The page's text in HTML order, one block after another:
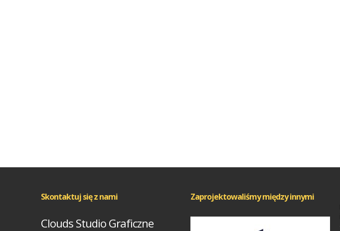
Skontaktuj się z nami
Clouds Studio Graficzne
Zaprojektowaliśmy między innymi